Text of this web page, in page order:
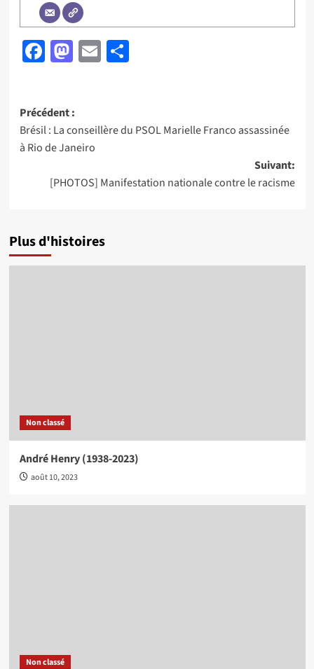
Facebook
Mastodon
EmailPartager
Navigation
d’article
Précédent :
Brésil : La conseillère du PSOL Marielle Franco assassinée
à Rio de Janeiro
Suivant:
[PHOTOS] Manifestation nationale contre le racisme
Plus d'histoires
Non classé
André Henry (1938-2023)
août 10, 2023
Non classé